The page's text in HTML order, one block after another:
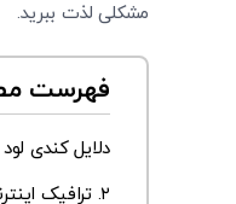
مشکلی لذت ببرید.
فهرست
دلایل کندی
۲. ترافیک اینترنت